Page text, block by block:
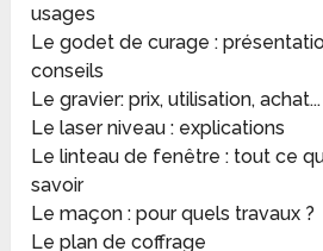
usages
Le godet de curage :
conseils
Le gravier: prix, utilisation, achat...
Le laser niveau : explications
Le linteau de fenêtre : tout ce
savoir
Le maçon : pour quels travaux ?
Le plan de coffrage